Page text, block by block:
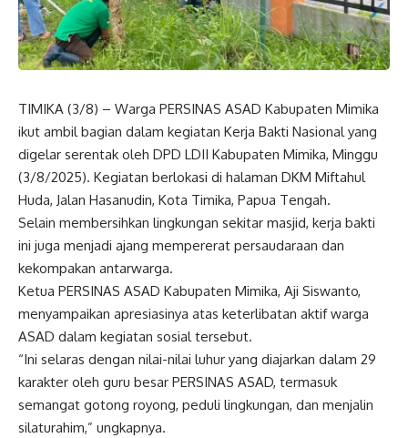
TIMIKA (3/8) – Warga PERSINAS ASAD Kabupaten Mimika
ikut ambil bagian dalam kegiatan Kerja Bakti Nasional yang
digelar serentak oleh DPD LDII Kabupaten Mimika, Minggu
(3/8/2025). Kegiatan berlokasi di halaman DKM Miftahul
Huda, Jalan Hasanudin, Kota Timika, Papua Tengah.
Selain membersihkan lingkungan sekitar masjid, kerja bakti
ini juga menjadi ajang mempererat persaudaraan dan
kekompakan antarwarga.
Ketua PERSINAS ASAD Kabupaten Mimika, Aji Siswanto,
menyampaikan apresiasinya atas keterlibatan aktif warga
ASAD dalam kegiatan sosial tersebut.
“Ini selaras dengan nilai-nilai luhur yang diajarkan dalam 29
karakter oleh guru besar PERSINAS ASAD, termasuk
semangat gotong royong, peduli lingkungan, dan menjalin
silaturahim,” ungkapnya.